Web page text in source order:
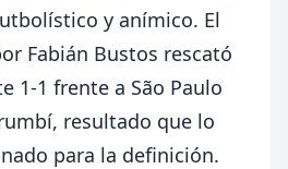
y anímico. El
Fabián Bustos rescató
1-1 frente a São Paulo
resultado que lo
para la definición.